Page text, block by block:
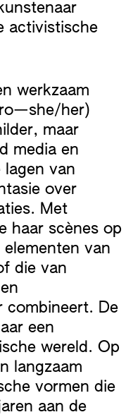
activistische
werkzaam
her)
maar
media en
lagen van
over
Met
haar scènes op
van
die van
combineert. De
een
wereld. Op
langzaam
vormen die
aan de